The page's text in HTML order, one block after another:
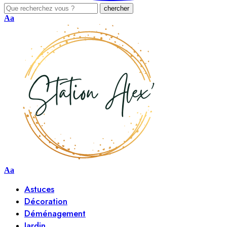
Aa
Aa
Astuces
Décoration
Déménagement